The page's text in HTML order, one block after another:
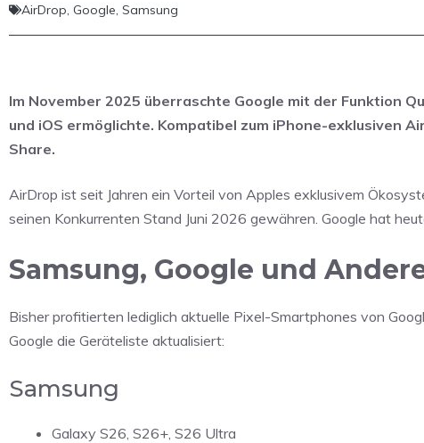
AirDrop, Google, Samsung
Im November 2025 überraschte Google mit der Funktion
und iOS ermöglichte. Kompatibel zum iPhone-exklusiven
Share.
AirDrop ist seit Jahren ein Vorteil von Apples exklusivem
seinen Konkurrenten Stand Juni 2026 gewähren. Google hat
Samsung, Google und
Bisher profitierten lediglich aktuelle Pixel-Smartphones von
Google die Geräteliste aktualisiert:
Samsung
Galaxy S26, S26+, S26 Ultra